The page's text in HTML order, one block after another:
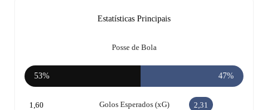
Estatísticas Principais
Posse de Bola
53% 47%
Golos Esperados (xG)
1,60 2,31